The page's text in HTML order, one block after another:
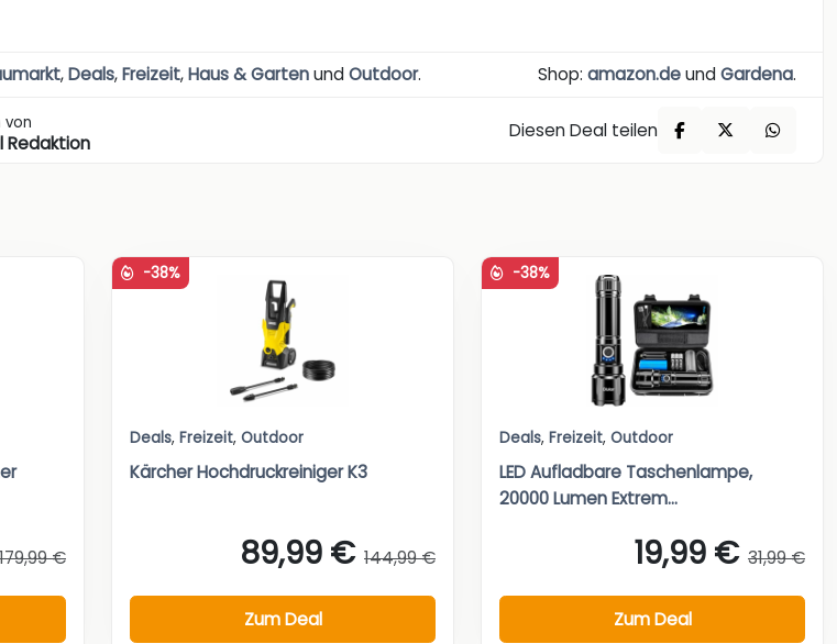
,Deals,Freizeit,Haus & GartenundOutdoor. Shop: amazon.deundGardena.
von
Redaktion
Diesen Deal teilen
179,99 €
-38%
Deals, Freizeit, Outdoor
Kärcher Hochdruckreiniger K3
89,99 € 144,99 €
Zum Deal
-38%
Deals, Freizeit, Outdoor
LED Aufladbare Taschenlampe,
20000 Lumen Extrem...
19,99 € 31,99 €
Zum Deal